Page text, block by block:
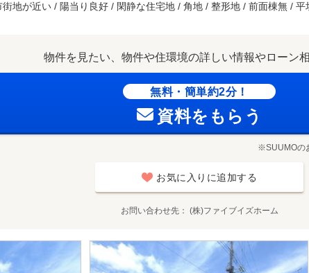
地が近い / 陽当り良好 / 閑静な住宅地 / 角地 / 整形地 / 前面棟無 /
物件を見たい、物件や住環境の詳しい情報やローン相
無料・簡単約2分！
資料をもらう
※SUUMOの
お気に入りに追加する
お問い合わせ先 (株)ファイブイズホーム